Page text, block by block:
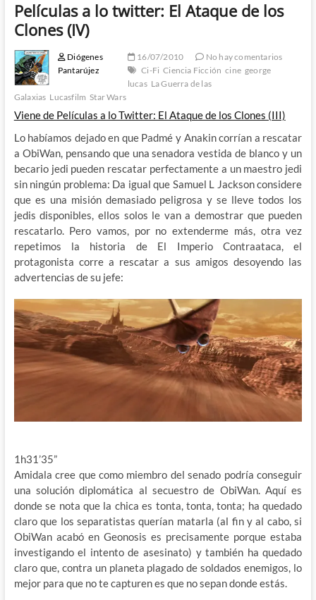
Películas a lo twitter: El Ataque de los
Clones (IV)
Diógenes
Pantarújez
16/07/2010
No hay comentarios
Ci-Fi Ciencia Ficción cine george
lucas La Guerra de las
Galaxias Lucasfilm Star Wars
Viene de Películas a lo Twitter: El Ataque de los Clones (III)
Lo habíamos dejado en que Padmé y Anakin corrían a rescatar
a ObiWan, pensando que una senadora vestida de blanco y un
becario jedi pueden rescatar perfectamente a un maestro jedi
sin ningún problema: Da igual que Samuel L Jackson considere
que es una misión demasiado peligrosa y se lleve todos los
jedis disponibles, ellos solos le van a demostrar que pueden
rescatarlo. Pero vamos, por no extenderme más, otra vez
repetimos la historia de El Imperio Contraataca, el
protagonista corre a rescatar a sus amigos desoyendo las
advertencias de su jefe:
1h31’35”
Amidala cree que como miembro del senado podría conseguir
una solución diplomática al secuestro de ObiWan. Aquí es
donde se nota que la chica es tonta, tonta, tonta; ha quedado
claro que los separatistas querían matarla (al fin y al cabo, si
ObiWan acabó en Geonosis es precisamente porque estaba
investigando el intento de asesinato) y también ha quedado
claro que, contra un planeta plagado de soldados enemigos, lo
mejor para que no te capturen es que no sepan donde estás.